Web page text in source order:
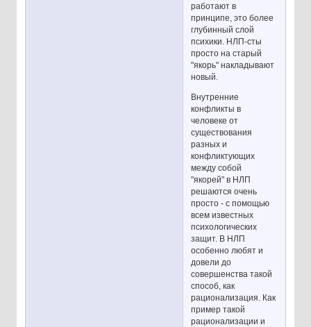
работают в
принципе, это более
глубинный слой
психики. НЛП-сты
просто на старый
"якорь" накладывают
новый.
Внутренние
конфликты в
человеке от
существования
разных и
конфликтующих
между собой
"якорей" в НЛП
решаются очень
просто - с помощью
всем известных
психологических
защит. В НЛП
особенно любят и
довели до
совершенства такой
способ, как
рационализация. Как
пример такой
рационализации и